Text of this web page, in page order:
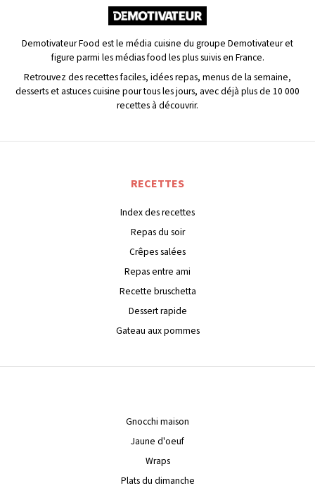
Demotivateur Food est le média cuisine du groupe Demotivateur et
figure parmi les médias food les plus suivis en France.
Retrouvez des recettes faciles, idées repas, menus de la semaine,
desserts et astuces cuisine pour tous les jours, avec déjà plus de 10 000
recettes à découvrir.
RECETTES
Index des recettes
Repas du soir
Crêpes salées
Repas entre ami
Recette bruschetta
Dessert rapide
Gateau aux pommes
Gnocchi maison
Jaune d'oeuf
Wraps
Plats du dimanche